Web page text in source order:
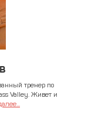
тренер по
Valley. Живет и